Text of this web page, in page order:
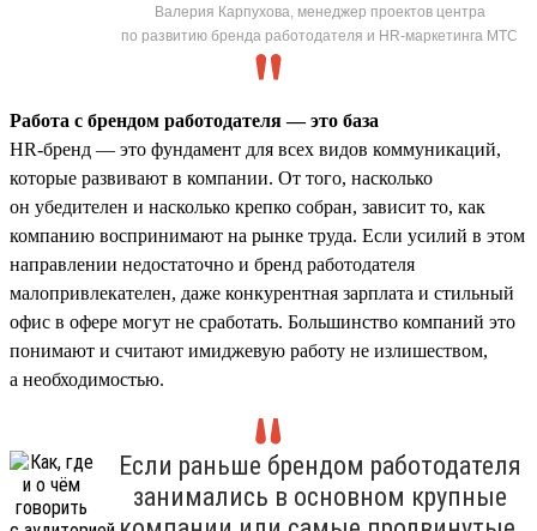
Валерия Карпухова, менеджер проектов центра
по развитию бренда работодателя и HR-маркетинга МТС
Работа с брендом работодателя — это база
HR-бренд — это фундамент для всех видов коммуникаций,
которые развивают в компании. От того, насколько
он убедителен и насколько крепко собран, зависит то, как
компанию воспринимают на рынке труда. Если усилий в этом
направлении недостаточно и бренд работодателя
малопривлекателен, даже конкурентная зарплата и стильный
офис в офере могут не сработать. Большинство компаний это
понимают и считают имиджевую работу не излишеством,
а необходимостью.
Если раньше брендом работодателя
занимались в основном крупные